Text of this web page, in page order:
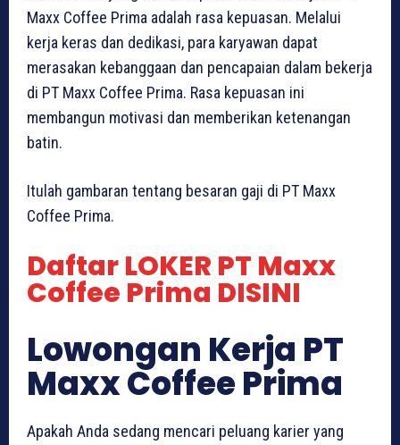
Maxx Coffee Prima adalah rasa kepuasan. Melalui
kerja keras dan dedikasi, para karyawan dapat
merasakan kebanggaan dan pencapaian dalam bekerja
di PT Maxx Coffee Prima. Rasa kepuasan ini
membangun motivasi dan memberikan ketenangan
batin.
Itulah gambaran tentang besaran gaji di PT Maxx
Coffee Prima.
Daftar LOKER PT Maxx
Coffee Prima DISINI
Lowongan Kerja PT
Maxx Coffee Prima
Apakah Anda sedang mencari peluang karier yang